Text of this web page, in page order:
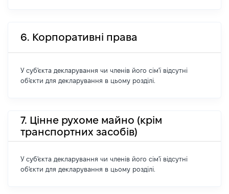
6. Корпоративні права
У суб'єкта декларування чи членів його сім'ї відсутні
об'єкти для декларування в цьому розділі.
7. Цінне рухоме майно (крім
транспортних засобів)
У суб'єкта декларування чи членів його сім'ї відсутні
об'єкти для декларування в цьому розділі.